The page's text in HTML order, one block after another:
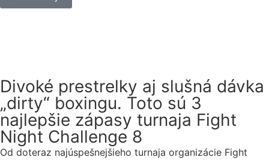
Divoké prestrelky aj slušná dávka
„dirty“ boxingu. Toto sú 3
najlepšie zápasy turnaja Fight
Night Challenge 8
Od doteraz najúspešnejšieho turnaja organizácie Fight